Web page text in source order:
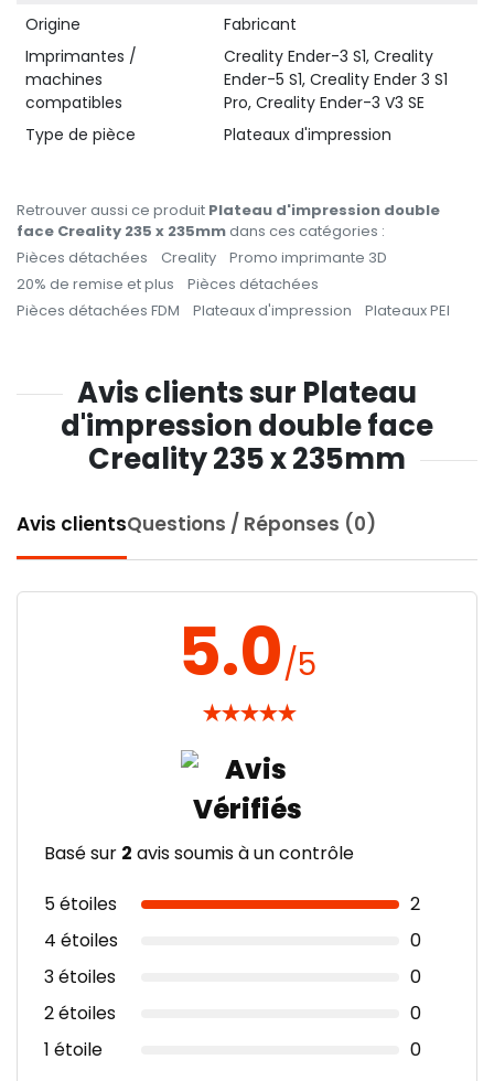
Origine
Fabricant
Imprimantes /
machines
compatibles
Creality Ender-3 S1, Creality
Ender-5 S1, Creality Ender 3 S1
Pro, Creality Ender-3 V3 SE
Type de pièce
Plateaux d'impression
Retrouver aussi ce produit Plateau d'impression double
face Creality 235 x 235mmdans ces catégories :
Pièces détachées
Creality
Promo imprimante 3D
20% de remise et plus
Pièces détachées
Pièces détachées FDM
Plateaux d'impression Plateaux PEI
Avis clients sur Plateau
d'impression double face
Creality 235 x 235mm
Avis clientsQuestions / Réponses (0)
5.0/5
★★★★★
Basé sur 2 avis soumis à un contrôle
5 étoiles
2
4 étoiles
0
3 étoiles
0
2 étoiles
0
1 étoile
0